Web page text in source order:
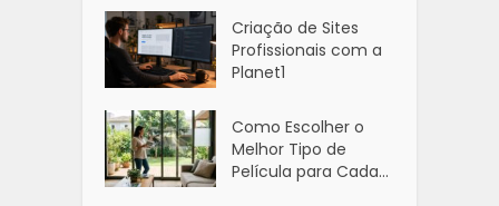
Criação de Sites
Profissionais com a
Planet1
Como Escolher o
Melhor Tipo de
Película para Cada...